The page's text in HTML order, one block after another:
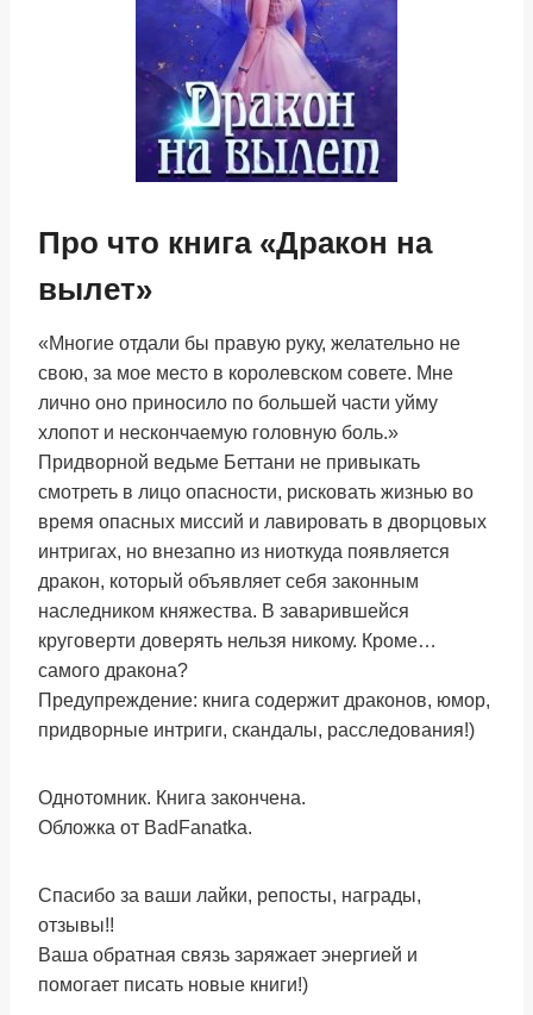
Про что книга «Дракон на
вылет»
«Многие отдали бы правую руку, желательно не
свою, за мое место в королевском совете. Мне
лично оно приносило по большей части уйму
хлопот и нескончаемую головную боль.»
Придворной ведьме Беттани не привыкать
смотреть в лицо опасности, рисковать жизнью во
время опасных миссий и лавировать в дворцовых
интригах, но внезапно из ниоткуда появляется
дракон, который объявляет себя законным
наследником княжества. В заварившейся
круговерти доверять нельзя никому. Кроме…
самого дракона?
Предупреждение: книга содержит драконов, юмор,
придворные интриги, скандалы, расследования!)
Однотомник. Книга закончена.
Обложка от BadFanatka.
Спасибо за ваши лайки, репосты, награды,
отзывы!!
Ваша обратная связь заряжает энергией и
помогает писать новые книги!)